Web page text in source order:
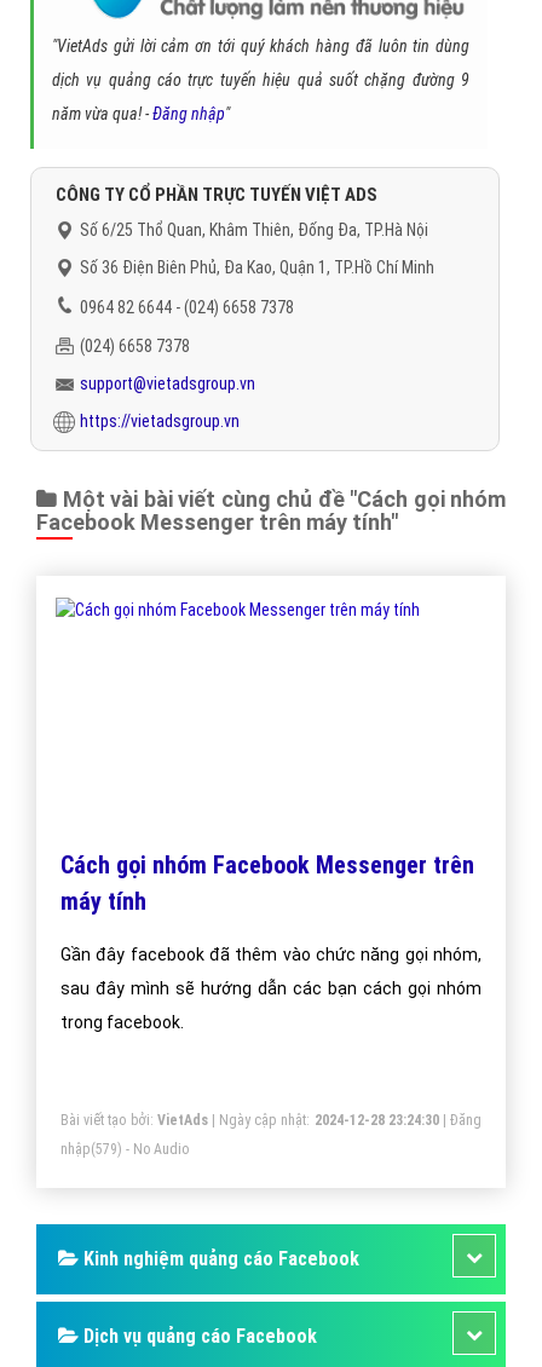
"VietAds gửi lời cảm ơn tới quý khách hàng đã luôn tin dùng
dịch vụ quảng cáo trực tuyến hiệu quả suốt chặng đường 9
năm vừa qua! -Đăng nhập"
CÔNG TY CỔ PHẦN TRỰC TUYẾN VIỆT ADS
Số 6/25 Thổ Quan, Khâm Thiên, Đống Đa, TP.Hà Nội
Số 36 Điện Biên Phủ, Đa Kao, Quận 1, TP.Hồ Chí Minh
0964 82 6644 - (024) 6658 7378
(024) 6658 7378
support@vietadsgroup.vn
https://vietadsgroup.vn
Một vài bài viết cùng chủ đề "Cách gọi nhóm
Facebook Messenger trên máy tính"
Cách gọi nhóm Facebook Messenger trên
máy tính
Gần đây facebook đã thêm vào chức năng gọi nhóm,
sau đây mình sẽ hướng dẫn các bạn cách gọi nhóm
trong facebook.
Bài viết tạo bởi: VietAds| Ngày cập nhật: 2024-12-28 23:24:30|Đăng
nhập(579) - No Audio
Kinh nghiệm quảng cáo Facebook
Dịch vụ quảng cáo Facebook